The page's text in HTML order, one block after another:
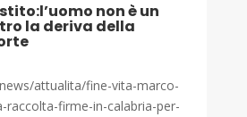
non è un
la deriva della
attualita/fine-vita-marco-
raccolta-firme-in-calabria-per-